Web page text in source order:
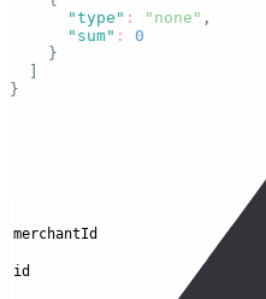
"type" : "none" ,
"sum" :
0
}
}
merchantId
id